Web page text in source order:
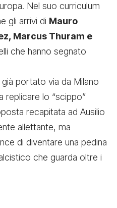
Nel suo curriculum
gli arrivi di Mauro
Marcus Thuram e
che hanno segnato
già portato via da Milano
replicare lo “scippo”
recapitata ad Ausilio
allettante, ma
di diventare una pedina
che guarda oltre i